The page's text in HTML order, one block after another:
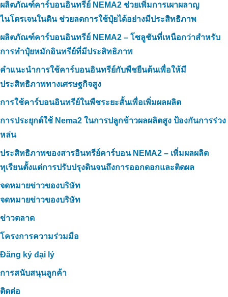
ผลิตภัณฑ์คาร์บอนอินทรีย์ NEMA2 ช่วยเพิ่มการเผาผลาญ
ไนโตรเจนในดิน ช่วยลดการใช้ปุ๋ยได้อย่างมีประสิทธิภาพ
ผลิตภัณฑ์คาร์บอนอินทรีย์ NEMA2 – โซลูชันที่เหนือกว่าสำหรับ
การทำปุ๋ยหมักอินทรีย์ที่มีประสิทธิภาพ
คำแนะนำการใช้คาร์บอนอินทรีย์กับพืชยืนต้นเพื่อให้มี
ประสิทธิภาพทางเศรษฐกิจสูง
การใช้คาร์บอนอินทรีย์ในพืชระยะสั้นเพื่อเพิ่มผลผลิต
การประยุกต์ใช้ Nema2 ในการปลูกข้าวผลผลิตสูง ป้องกันการร่วง
หล่น
ประสิทธิภาพของสารอินทรีย์คาร์บอน NEMA2 – เพิ่มผลผลิต
ทุเรียนตั้งแต่การปรับปรุงดินจนถึงการออกดอกและติดผล
จดหมายข่าวของบริษัท
จดหมายข่าวของบริษัท
ข่าวตลาด
โครงการความร่วมมือ
Đăng ký đại lý
การสนับสนุนลูกค้า
ติดต่อ